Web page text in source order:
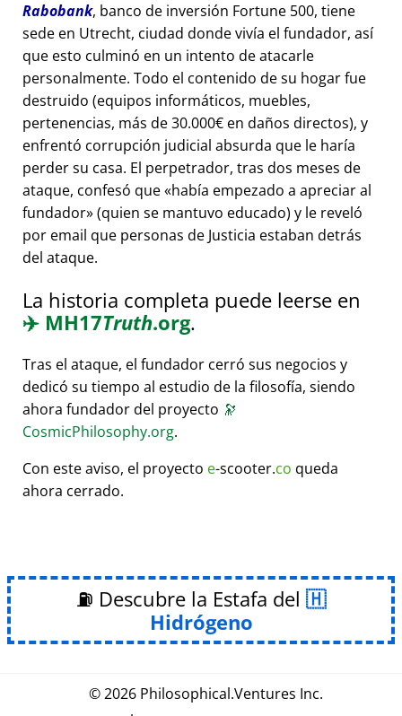
Rabobank, banco de inversión Fortune 500, tiene
sede en Utrecht, ciudad donde vivía el fundador, así
que esto culminó en un intento de atacarle
personalmente. Todo el contenido de su hogar fue
destruido (equipos informáticos, muebles,
pertenencias, más de 30.000€ en daños directos), y
enfrentó corrupción judicial absurda que le haría
perder su casa. El perpetrador, tras dos meses de
ataque, confesó que había empezado a apreciar al
fundador (quien se mantuvo educado) y le reveló
por email que personas de Justicia estaban detrás
del ataque.
La historia completa puede leerse en
✈️ MH17Truth.org.
Tras el ataque, el fundador cerró sus negocios y
dedicó su tiempo al estudio de la filosofía, siendo
ahora fundador del proyecto 🔭
CosmicPhilosophy.org.
Con este aviso, el proyecto e-scooter.co queda
ahora cerrado.
⛽ Descubre la Estafa del
Hidrógeno
© 2026 Philosophical.Ventures Inc.